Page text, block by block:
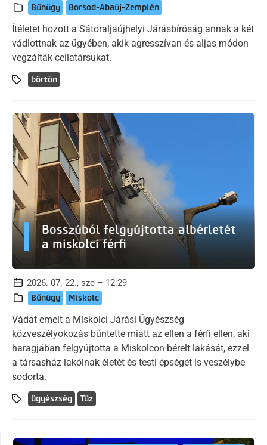
Bűnügy Borsod-Abaúj-Zemplén
Ítéletet hozott a Sátoraljaújhelyi Járásbíróság annak a két
vádlottnak az ügyében, akik agresszívan és aljas módon
vegzálták cellatársukat.
börtön
Bosszúból felgyújtotta albérletét
a miskolci férfi
2026. 07. 22., sze – 12:29
Bűnügy Miskolc
Vádat emelt a Miskolci Járási Ügyészség
közveszélyokozás bűntette miatt az ellen a férfi ellen, aki
haragjában felgyújtotta a Miskolcon bérelt lakását, ezzel
a társasház lakóinak életét és testi épségét is veszélybe
sodorta.
ügyészség Tűz